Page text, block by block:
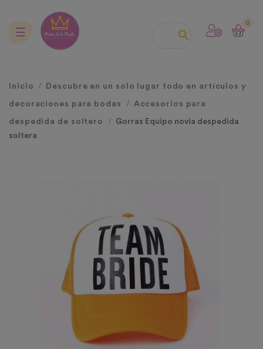

0
Navegación
☰
Inicio Descubre en un solo lugar todo en artículos y
decoraciones para bodas Accesorios para
despedida de soltero
Gorras Equipo novia despedida
soltera